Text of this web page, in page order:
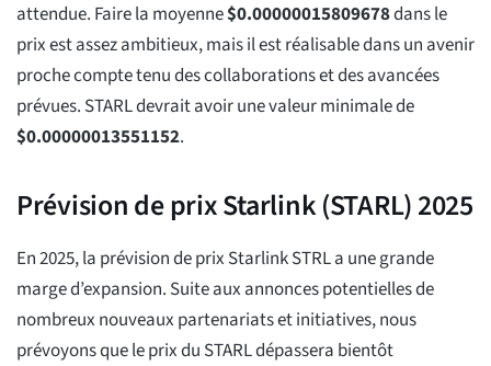
attendue. Faire la moyenne$0.00000015809678dans le
prix est assez ambitieux, mais il est réalisable dans un avenir
proche compte tenu des collaborations et des avancées
prévues. STARL devrait avoir une valeur minimale de
$0.00000013551152.
Prévision de prix Starlink (STARL) 2025
En 2025, la prévision de prix Starlink STRL a une grande
marge d’expansion. Suite aux annonces potentielles de
nombreux nouveaux partenariats et initiatives, nous
prévoyons que le prix du STARL dépassera bientôt